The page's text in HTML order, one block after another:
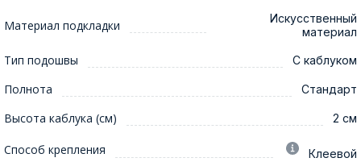
Материал подкладки
Искусственный
материал
Тип подошвы С каблуком
Полнота Стандарт
Высота каблука (см) 2 см
Способ крепления Клеевой